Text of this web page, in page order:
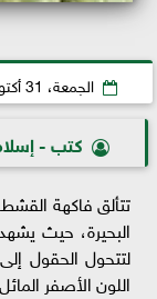
الجمعة، 31 أكتوبر 2025
كتب -
تتألق فاكهة
البحيرة، حيث
لتتحول الحقول
اللون الأصفر